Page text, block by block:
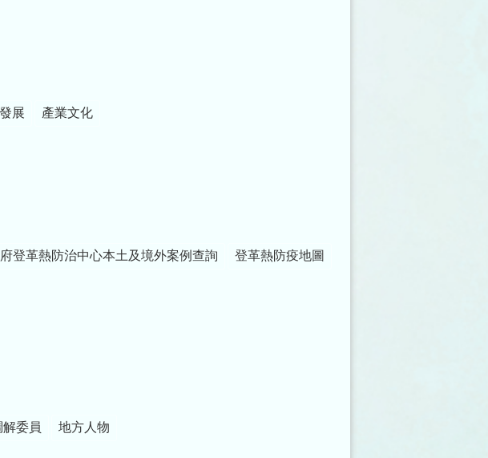
展 產業文化
登革熱防治中心本土及境外案例查詢 登革熱防疫地圖
解委員 地方人物